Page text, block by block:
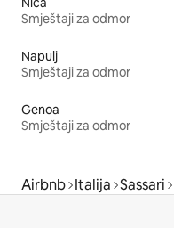
Smještaji za odmor
Napulj
Smještaji za odmor
Genoa
Smještaji za odmor
Airbnb Italija Sassari